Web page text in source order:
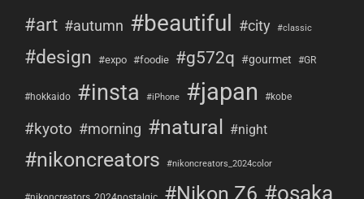
#art #autumn #beautiful #city #classic
#design #expo #foodie #g572q #gourmet #GR
#hokkaido #insta #iPhone #japan #kobe
#kyoto #morning #natural #night
#nikoncreators #nikoncreators_2024color
#Nikon Z6 #osaka